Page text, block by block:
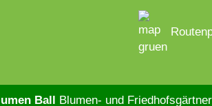
Ball Blumen- und